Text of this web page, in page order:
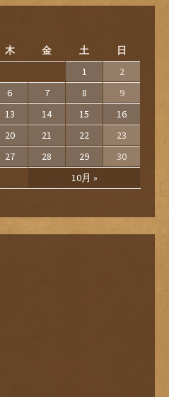
木 金 土 日
10月 »
1
2
6 7 8
9
13 14 15
16
20 21 22
23
27 28 29 30